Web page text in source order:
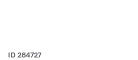
ID 284727